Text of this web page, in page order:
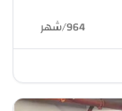
964
/شهر